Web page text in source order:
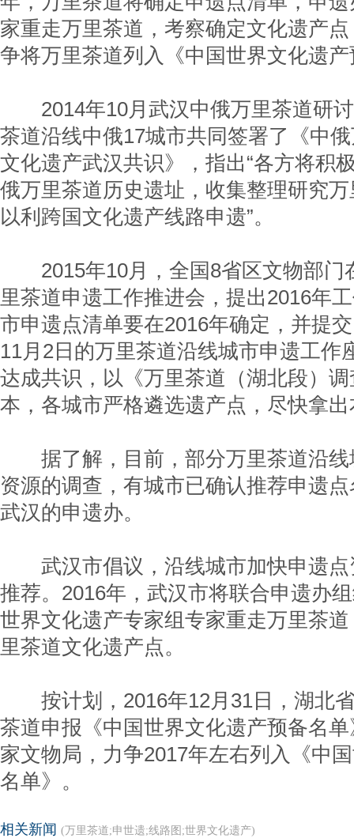
家重走万里茶道，考察确定文化遗产
争将万里茶道列入《中国世界文化遗
2014年10月武汉中俄万里茶道研讨
茶道沿线中俄17城市共同签署了《中
文化遗产武汉共识》，指出“各方将积
俄万里茶道历史遗址，收集整理研究
以利跨国文化遗产线路申遗”。
2015年10月，全国8省区文物部门
里茶道申遗工作推进会，提出2016年
市申遗点清单要在2016年确定，并提
11月2日的万里茶道沿线城市申遗工作
达成共识，以《万里茶道（湖北段）
本，各城市严格遴选遗产点，尽快拿
据了解，目前，部分万里茶道沿线
资源的调查，有城市已确认推荐申遗
武汉的申遗办。
武汉市倡议，沿线城市加快申遗点
推荐。2016年，武汉市将联合申遗办
世界文化遗产专家组专家重走万里茶
里茶道文化遗产点。
按计划，2016年12月31日，湖北
茶道申报《中国世界文化遗产预备名
家文物局，力争2017年左右列入《中
名单》。
相关新闻 (万里茶道;申世遗;线路图;世界文化遗产)